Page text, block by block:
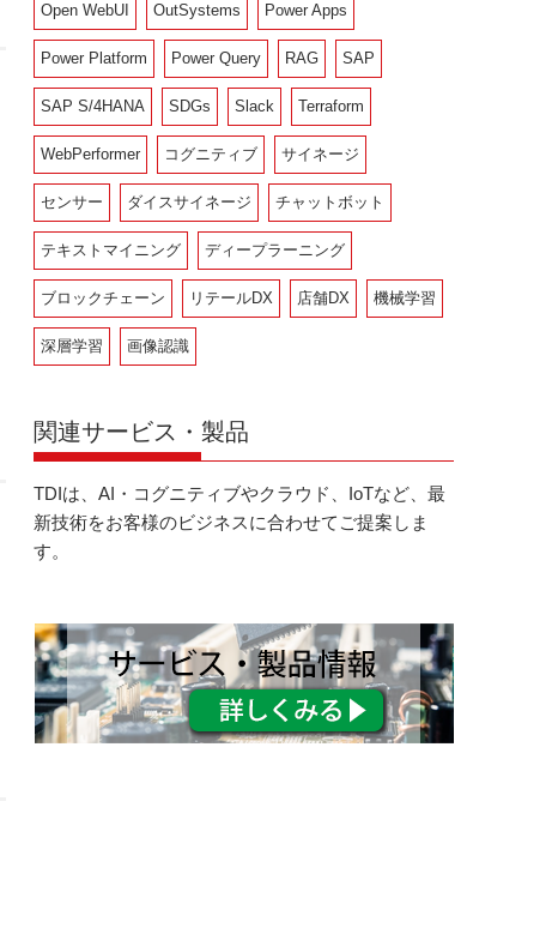
Open WebUI OutSystems Power Apps
Power Platform Power Query RAG SAP
SAP S/4HANA SDGs Slack Terraform
WebPerformer コグニティブ サイネージ
センサー ダイスサイネージ チャットボット
テキストマイニング ディープラーニング
ブロックチェーン リテールDX 店舗DX 機械学習
深層学習 画像認識
関連サービス・製品
TDIは、AI・コグニティブやクラウド、IoTなど、最
新技術をお客様のビジネスに合わせてご提案しま
す。